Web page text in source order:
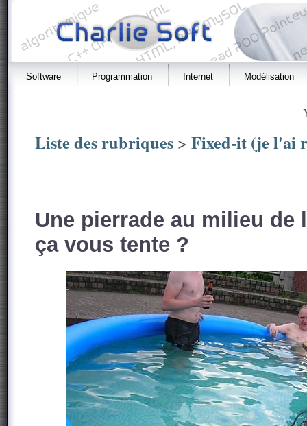
Software Programmation Internet Modélisation
Liste des rubriques > Fixed-it (je l'ai
Une pierrade au milieu de
ça vous tente ?